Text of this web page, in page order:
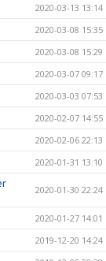
2020-03-13 13:14
2020-03-08 15:35
2020-03-08 15:29
2020-03-07 09:17
2020-03-03 07:53
2020-02-07 14:55
2020-02-06 22:13
2020-01-31 13:10
2020-01-30 22:24
2020-01-27 14:01
2019-12-20 14:24